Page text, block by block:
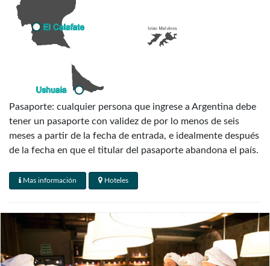
Pasaporte: cualquier persona que ingrese a Argentina debe
tener un pasaporte con validez de por lo menos de seis
meses a partir de la fecha de entrada, e idealmente después
de la fecha en que el titular del pasaporte abandona el país.
** MUY IMPORTANTE: TODOS LOS PASAJEROS DEBEN
Visados: Canadá, Australia, Nueva Zelanda y la mayoría de
los países de Europa occidental no necesitan visa para
Mas información Hoteles